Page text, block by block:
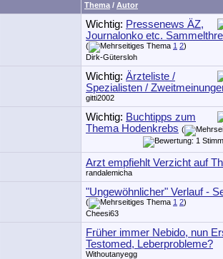
Thema / Autor
Wichtig: Pressenews ÄZ,
Journalonko etc.
( 1 2)
Dirk-Gütersloh
Wichtig: Ärzteliste /
Spezialisten /
gitti2002
Wichtig: Buchtipps zum
Thema Hodenkrebs (
Arzt empfiehlt Verzicht auf
randalemicha
"Ungewöhnlicher" Verlauf -
( 1 2)
Cheesi63
Früher immer Nebido, nun
Testomed, Leberprobleme?
Withoutanyegg